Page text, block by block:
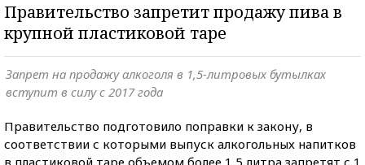
Правительство запретит продажу пива в
крупной пластиковой таре
Запрет на продажу алкоголя в 1,5-литровых бутылках
вступит в силу с 2017 года
Правительство подготовило поправки к закону, в
соответствии с которыми выпуск алкогольных напитков
в пластиковой таре объемом более 1,5 литра запретят с 1